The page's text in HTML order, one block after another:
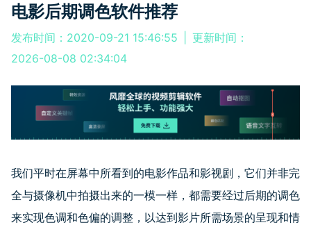
电影后期调色软件推荐
发布时间：2020-09-21 15:46:55
更新时间：
2026-08-08 02:34:04
我们平时在屏幕中所看到的电影作品和影视剧，它们并非完
全与摄像机中拍摄出来的一模一样，都需要经过后期的调色
来实现色调和色偏的调整，以达到影片所需场景的呈现和情